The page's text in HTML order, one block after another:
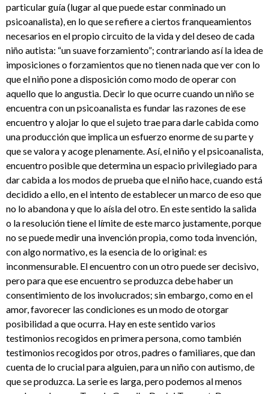
particular guía (lugar al que puede estar conminado un
psicoanalista), en lo que se refiere a ciertos franqueamientos
necesarios en el propio circuito de la vida y del deseo de cada
niño autista: “un suave forzamiento”; contrariando así la idea de
imposiciones o forzamientos que no tienen nada que ver con lo
que el niño pone a disposición como modo de operar con
aquello que lo angustia. Decir lo que ocurre cuando un niño se
encuentra con un psicoanalista es fundar las razones de ese
encuentro y alojar lo que el sujeto trae para darle cabida como
una producción que implica un esfuerzo enorme de su parte y
que se valora y acoge plenamente. Así, el niño y el psicoanalista,
encuentro posible que determina un espacio privilegiado para
dar cabida a los modos de prueba que el niño hace, cuando está
decidido a ello, en el intento de establecer un marco de eso que
no lo abandona y que lo aísla del otro. En este sentido la salida
o la resolución tiene el límite de este marco justamente, porque
no se puede medir una invención propia, como toda invención,
con algo normativo, es la esencia de lo original: es
inconmensurable. El encuentro con un otro puede ser decisivo,
pero para que ese encuentro se produzca debe haber un
consentimiento de los involucrados; sin embargo, como en el
amor, favorecer las condiciones es un modo de otorgar
posibilidad a que ocurra. Hay en este sentido varios
testimonios recogidos en primera persona, como también
testimonios recogidos por otros, padres o familiares, que dan
cuenta de lo crucial para alguien, para un niño con autismo, de
que se produzca. La serie es larga, pero podemos al menos